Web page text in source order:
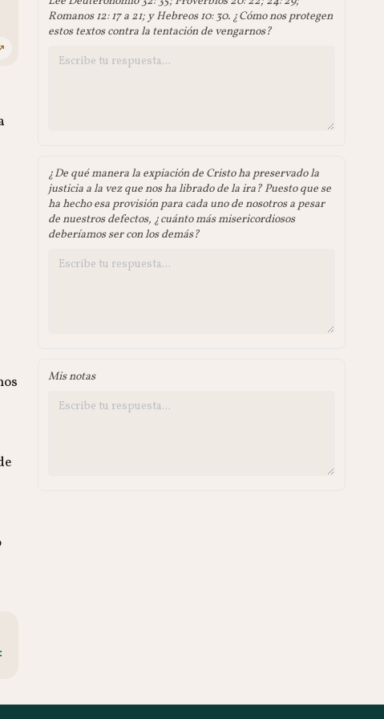
Romanos 12: 17 a 21; y Hebreos 10: 30. ¿Cómo nos protegen
estos textos contra la tentación de vengarnos?
¿De qué manera la expiación de Cristo ha preservado la
justicia a la vez que nos ha librado de la ira? Puesto que se
ha hecho esa provisión para cada uno de nosotros a pesar
de nuestros defectos, ¿cuánto más misericordiosos
deberíamos ser con los demás?
Mis notas